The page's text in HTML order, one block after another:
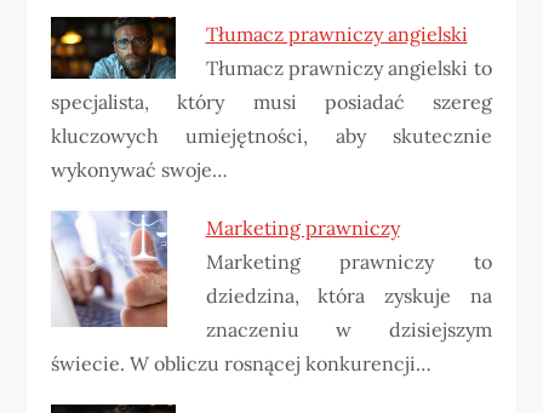
Tłumacz prawniczy angielski
Tłumacz prawniczy angielski to
specjalista, który musi posiadać szereg
kluczowych umiejętności, aby skutecznie
wykonywać swoje…
Marketing prawniczy
Marketing prawniczy to
dziedzina, która zyskuje na
znaczeniu w dzisiejszym
świecie. W obliczu rosnącej konkurencji…